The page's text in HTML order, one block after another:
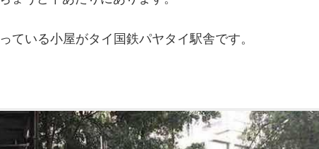
ている小屋がタイ国鉄パヤタイ駅舎です。